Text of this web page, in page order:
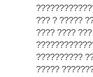
??? ? ?????
???? ????
??????????
?????